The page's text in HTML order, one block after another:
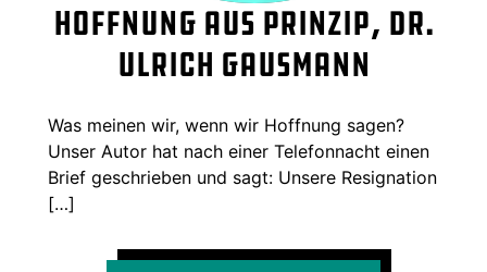
Hoffnung aus Prinzip, Dr.
Ulrich Gausmann
Was meinen wir, wenn wir Hoffnung sagen?
Unser Autor hat nach einer Telefonnacht einen
Brief geschrieben und sagt: Unsere Resignation
[…]